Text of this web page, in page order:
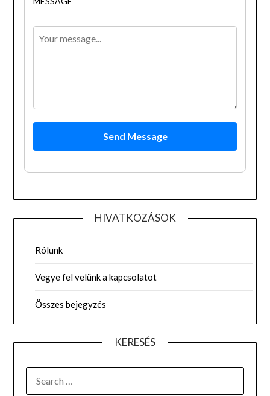
Send Message
HIVATKOZÁSOK
Rólunk
Vegye fel velünk a kapcsolatot
Összes bejegyzés
KERESÉS
FOR: